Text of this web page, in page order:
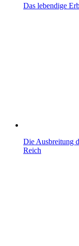
Das lebendige
Die Ausbreitung
Reich